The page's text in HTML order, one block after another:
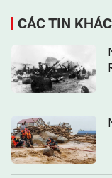
CÁC TIN KHÁC